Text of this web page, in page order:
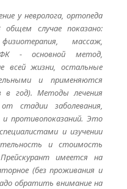
у невролога, ортопеда
случае показано:
массаж,
- основной метод,
всей жизни, остальные
и применяются
в год). Методы лечения
стадии заболевания,
и противопоказаний. Это
и изучении
и стоимость
имеется на
(без проживания и
обратить внимание на